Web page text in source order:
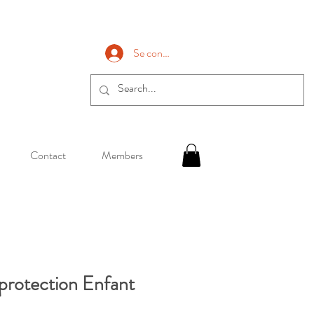
Se connecter
Contact Members
Enfant